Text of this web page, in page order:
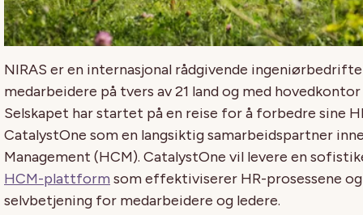
NIRAS er en internasjonal rådgivende
medarbeidere på tvers av 21 land og med
Selskapet har startet på en reise for å forbedre sine
CatalystOne som en langsiktig samarbeidspartner
Management (HCM). CatalystOne vil levere en
HCM-plattform som effektiviserer HR-prosessene
selvbetjening for medarbeidere og ledere.